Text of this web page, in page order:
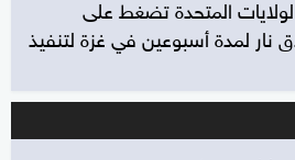
المتحدة تضغط على
نار لمدة أسبوعين في غزة لتنفيذ